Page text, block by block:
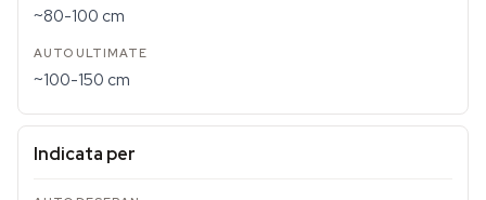
~80-100 cm
~100-150 cm
Indicata per